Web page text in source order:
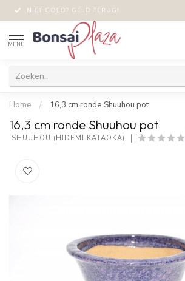
NIET GOED? GELD TERUG!
MENU
Home / 16,3 cm ronde Shuuhou pot
16,3 cm ronde Shuuhou pot
SHUUHOU (HIDEMI KATAOKA)